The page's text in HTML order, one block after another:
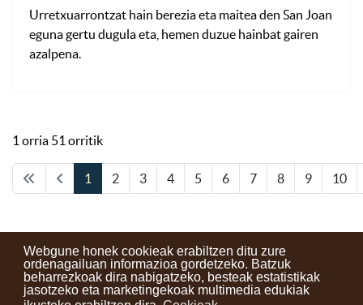
Webgune honek cookieak erabiltzen ditu zure
ordenagailuan informazioa gordetzeko. Batzuk
beharrezkoak dira nabigatzeko, besteak estatistikak
jasotzeko eta marketingekoak multimedia edukiak
Urretxuarrontzat hain berezia eta maitea den San Joan
eguna gertu dugula eta, hemen duzue hainbat gairen
azalpena.
1 orria 51 orritik
1 2 3 4 5 6 7 8 9 10
Kontaktuak Erabilera baldintzak Lege oharra Berriak